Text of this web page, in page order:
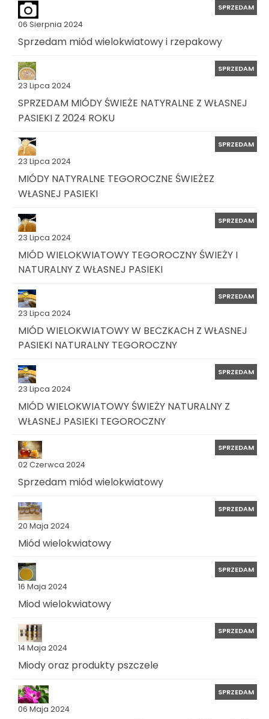
06 Sierpnia 2024
SPRZEDAM
Sprzedam miód wielokwiatowy i rzepakowy
23 Lipca 2024
SPRZEDAM
SPRZEDAM MIÓDY ŚWIEŻE NATYRALNE Z WŁASNEJ
PASIEKI Z 2024 ROKU
23 Lipca 2024
SPRZEDAM
MIÓDY NATYRALNE TEGOROCZNE ŚWIEŻEZ
WŁASNEJ PASIEKI
23 Lipca 2024
SPRZEDAM
MIÓD WIELOKWIATOWY TEGOROCZNY ŚWIEŻY I
NATURALNY Z WŁASNEJ PASIEKI
23 Lipca 2024
SPRZEDAM
MIÓD WIELOKWIATOWY W BECZKACH Z WŁASNEJ
PASIEKI NATURALNY TEGOROCZNY
23 Lipca 2024
SPRZEDAM
MIÓD WIELOKWIATOWY ŚWIEŻY NATURALNY Z
WŁASNEJ PASIEKI TEGOROCZNY
02 Czerwca 2024
SPRZEDAM
Sprzedam miód wielokwiatowy
20 Maja 2024
SPRZEDAM
Miód wielokwiatowy
16 Maja 2024
SPRZEDAM
Miod wielokwiatowy
14 Maja 2024
SPRZEDAM
Miody oraz produkty pszczele
06 Maja 2024
SPRZEDAM